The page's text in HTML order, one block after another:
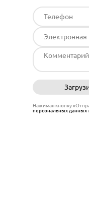
Нажимая кнопку
персональных данных